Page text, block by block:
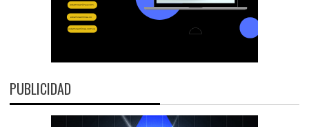
PUBLICIDAD